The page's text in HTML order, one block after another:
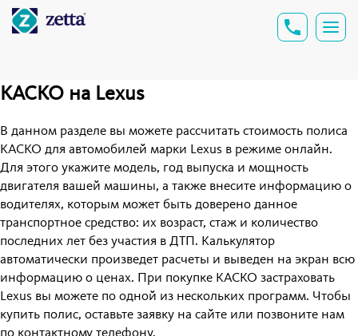
КАСКО на Lexus
В данном разделе вы можете рассчитать стоимость полиса
КАСКО для автомобилей марки Lexus в режиме онлайн.
Для этого укажите модель, год выпуска и мощность
двигателя вашей машины, а также внесите информацию о
водителях, которым может быть доверено данное
транспортное средство: их возраст, стаж и количество
последних лет без участия в ДТП. Калькулятор
автоматически произведет расчеты и выведен на экран всю
информацию о ценах. При покупке КАСКО застраховать
Lexus вы можете по одной из нескольких программ. Чтобы
купить полис, оставьте заявку на сайте или позвоните нам